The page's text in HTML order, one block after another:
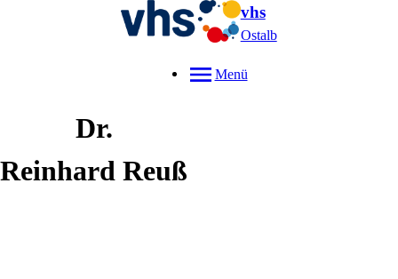
vhs
Ostalb
Menü
Dr.
Reinhard Reuß